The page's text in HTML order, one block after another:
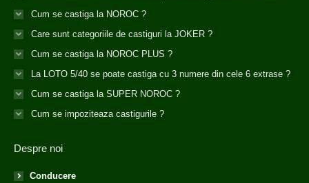
Cum se castiga la NOROC ?
Care sunt categoriile de castiguri la JOKER ?
Cum se castiga la NOROC PLUS ?
La LOTO 5/40 se poate castiga cu 3 numere din cele 6 extrase ?
Cum se castiga la SUPER NOROC ?
Cum se impoziteaza castigurile ?
Despre noi
Conducere